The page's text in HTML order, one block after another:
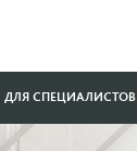
ДЛЯ СПЕЦИАЛИСТОВ